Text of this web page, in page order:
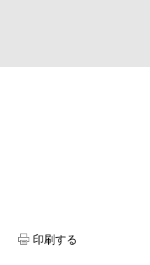
印刷する